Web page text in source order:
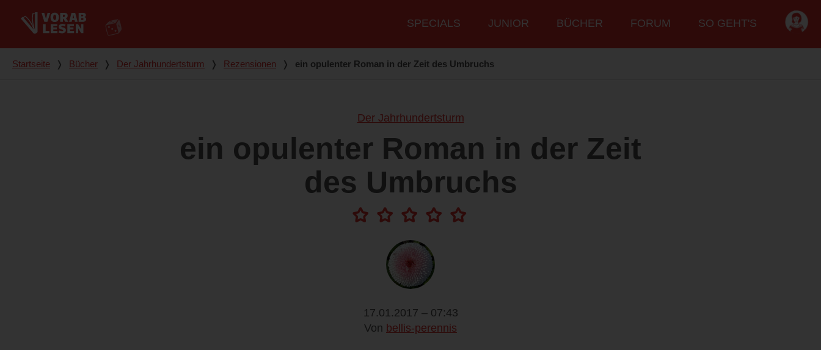
Hauptmenü
SPECIALS JUNIOR BÜCHER FORUM SO GEHT'S
Du bist hier
Startseite ❭ Bücher ❭ Der Jahrhundertsturm ❭ Rezensionen ❭ ein opulenter Roman in der Zeit des Umbruchs
Der Jahrhundertsturm
ein opulenter Roman in der Zeit
des Umbruchs
17.01.2017 – 07:43
Von bellis-perennis